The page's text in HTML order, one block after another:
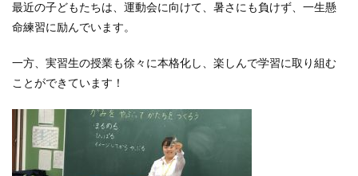
最近の子どもたちは、運動会に向けて、暑さにも負けず、一生懸
命練習に励んでいます。
一方、実習生の授業も徐々に本格化し、楽しんで学習に取り組む
ことができています！